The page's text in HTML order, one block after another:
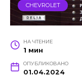
CHEVROLET
НА ЧТЕНИЕ
1 мин
ОПУБЛИКОВАНО
01.04.2024